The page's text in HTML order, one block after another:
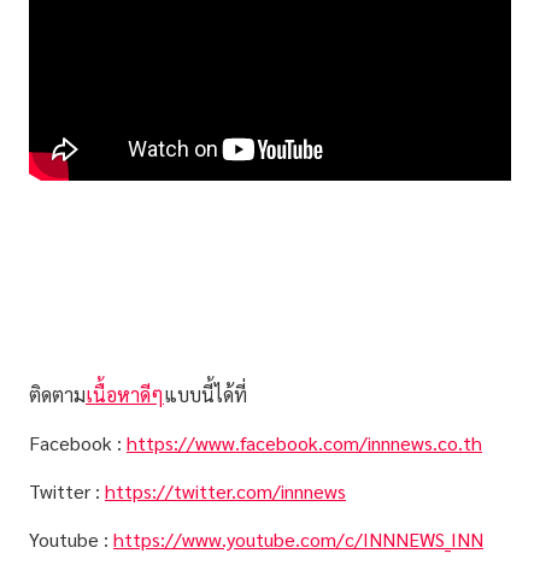
ติดตามเนื้อหาดีๆแบบนี้ได้ที่
Facebook : https://www.facebook.com/innnews.co.th
Twitter : https://twitter.com/innnews
Youtube : https://www.youtube.com/c/INNNEWS_INN